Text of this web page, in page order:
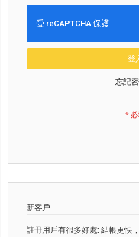
登
忘記
新客戶
註冊用戶有很多好處: 結帳更快